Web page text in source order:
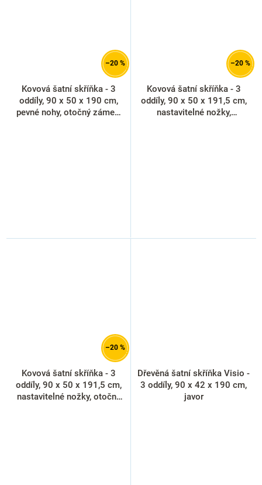
–20 %
Kovová šatní skříňka - 3
oddíly, 90 x 50 x 190 cm,
pevné nohy, otočný zámek,
–20 %
Kovová šatní skříňka - 3
oddíly, 90 x 50 x 191,5 cm,
nastavitelné nožky,
–20 %
Kovová šatní skříňka - 3
oddíly, 90 x 50 x 191,5 cm,
nastavitelné nožky, otočný
Dřevěná šatní skříňka Visio -
3 oddíly, 90 x 42 x 190 cm,
javor